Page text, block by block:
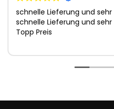
schnelle Lieferung und
schnelle Lieferung und
Topp Preis